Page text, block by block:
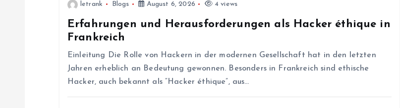
letrank Blogs August 6, 2026 4 views
Erfahrungen und Herausforderungen als Hacker éthique in
Frankreich
Einleitung Die Rolle von Hackern in der modernen Gesellschaft hat in den letzten
Jahren erheblich an Bedeutung gewonnen. Besonders in Frankreich sind ethische
Hacker, auch bekannt als “Hacker éthique”, aus…